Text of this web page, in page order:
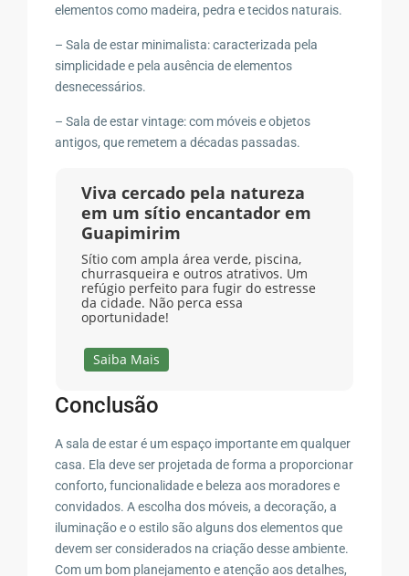
elementos como madeira, pedra e tecidos naturais.
– Sala de estar minimalista: caracterizada pela
simplicidade e pela ausência de elementos
desnecessários.
– Sala de estar vintage: com móveis e objetos
antigos, que remetem a décadas passadas.
Viva cercado pela natureza
em um sítio encantador em
Guapimirim
Sítio com ampla área verde, piscina,
churrasqueira e outros atrativos. Um
refúgio perfeito para fugir do estresse
da cidade. Não perca essa
oportunidade!
Saiba Mais
Conclusão
A sala de estar é um espaço importante em qualquer
casa. Ela deve ser projetada de forma a proporcionar
conforto, funcionalidade e beleza aos moradores e
convidados. A escolha dos móveis, a decoração, a
iluminação e o estilo são alguns dos elementos que
devem ser considerados na criação desse ambiente.
Com um bom planejamento e atenção aos detalhes,